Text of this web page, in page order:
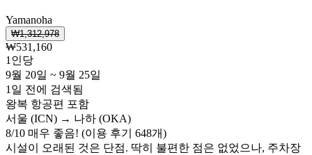
Yamanoha
₩1,312,978
₩531,160
1인당
9월 20일 ~ 9월 25일
1일 전에 검색됨
왕복 항공편 포함
서울 (ICN) → 나하 (OKA)
8/10 매우 좋음! (이용 후기 648개)
시설이 오래된 것은 단점. 딱히 불편한 점은 없었으나, 주차장